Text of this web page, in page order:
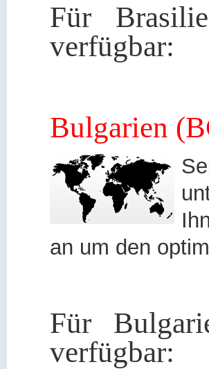
Für
verfügbar:
Bulgarien
an um den
Für
verfügbar: